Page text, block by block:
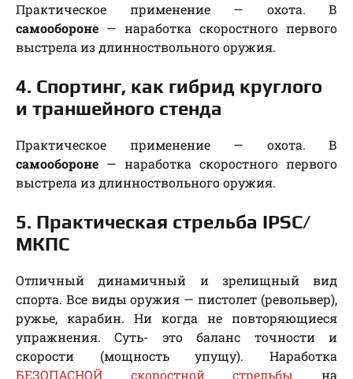
Практическое применение — охота. В
самообороне — наработка скоростного первого
выстрела из длинноствольного оружия.
4. Спортинг, как гибрид круглого
и траншейного стенда
Практическое применение — охота. В
самообороне — наработка скоростного первого
выстрела из длинноствольного оружия.
5. Практическая стрельба IPSC/
МКПС
Отличный динамичный и зрелищный вид
спорта. Все виды оружия — пистолет (револьвер),
ружье, карабин. Ни когда не повторяющиеся
упражнения. Суть- это баланс точности и
скорости (мощность упущу). Наработка
БЕЗОПАСНОЙ скоростной стрельбы
на